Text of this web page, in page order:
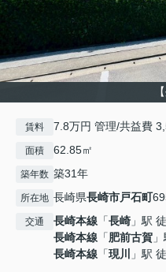
賃料 7.8万円 管理/共益費
面積 62.85㎡
築年数 築31年
所在地 長崎県長崎市戸石町
交通 長崎本線 「長崎 」駅
長崎本線 「肥前古賀
長崎本線 「現川 」駅